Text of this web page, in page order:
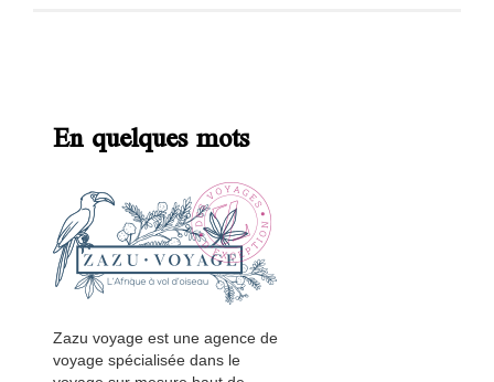
En quelques mots
Zazu voyage est une agence de
voyage spécialisée dans le